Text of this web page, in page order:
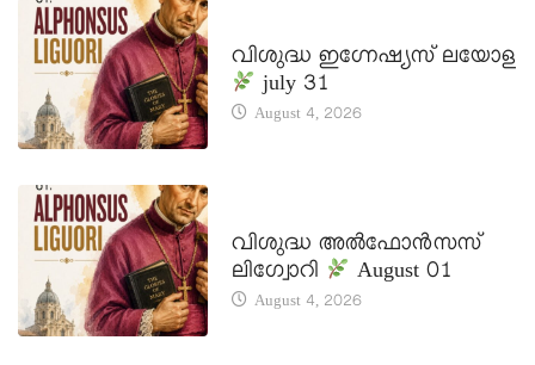
വിശുദ്ധ ഇഗ്നേഷ്യസ് ലയോള
july 31
August 4, 2026
വിശുദ്ധ അൽഫോൻസസ്
ലിഗ്വോറി
August 01
August 4, 2026